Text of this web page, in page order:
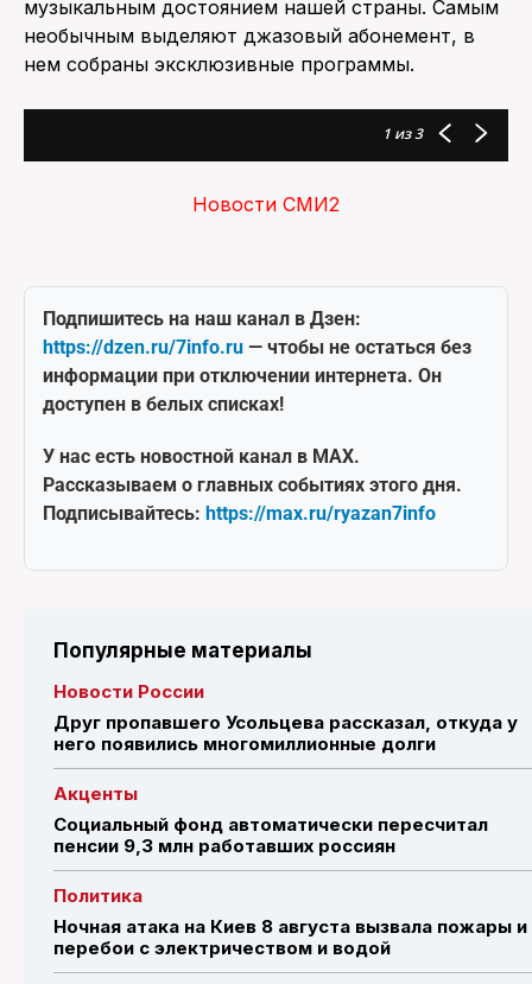
музыкальным достоянием нашей страны. Самым
необычным выделяют джазовый абонемент, в
нем собраны эксклюзивные программы.
1 из 3
Новости СМИ2
Подпишитесь на наш канал в Дзен:
https://dzen.ru/7info.ru — чтобы не остаться без
информации при отключении интернета. Он
доступен в белых списках!
У нас есть новостной канал в MAX.
Рассказываем о главных событиях этого дня.
Подписывайтесь: https://max.ru/ryazan7info
Популярные материалы
Новости России
Друг пропавшего Усольцева рассказал, откуда у
него появились многомиллионные долги
Акценты
Социальный фонд автоматически пересчитал
пенсии 9,3 млн работавших россиян
Политика
Ночная атака на Киев 8 августа вызвала пожары и
перебои с электричеством и водой